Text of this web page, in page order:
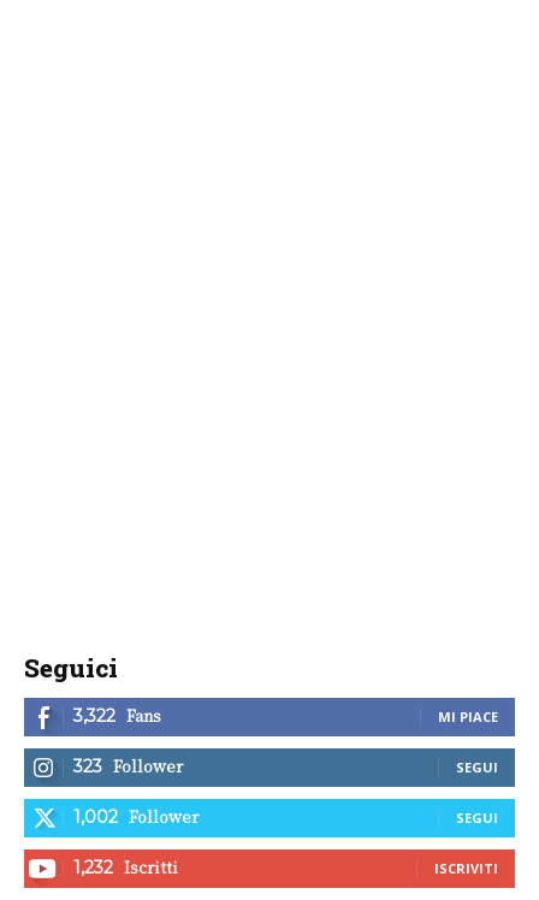
Seguici
3,322 Fans MI PIACE
323 Follower SEGUI
1,002 Follower SEGUI
1,232 Iscritti ISCRIVITI